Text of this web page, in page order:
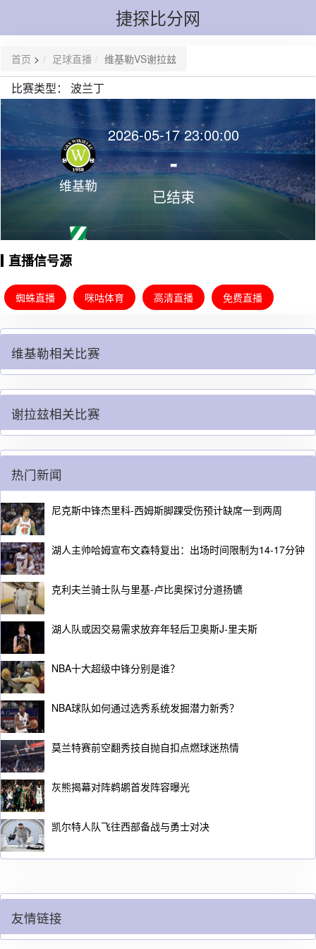
捷探比分网
首页 > 足球直播 维基勒VS谢拉玆
比赛类型： 波兰丁
维基勒
2026-05-17 23:00:00
-
已结束
谢拉玆
直播信号源
蜘蛛直播 咪咕体育 高清直播 免费直播
维基勒相关比赛
谢拉玆相关比赛
热门新闻
尼克斯中锋杰里科-西姆斯脚踝受伤预计缺席一到两周
湖人主帅哈姆宣布文森特复出：出场时间限制为14-17分钟
克利夫兰骑士队与里基-卢比奥探讨分道扬镳
湖人队或因交易需求放弃年轻后卫奥斯J-里夫斯
NBA十大超级中锋分别是谁？
NBA球队如何通过选秀系统发掘潜力新秀？
莫兰特赛前空翻秀技自抛自扣点燃球迷热情
灰熊揭幕对阵鹈鹕首发阵容曝光
凯尔特人队飞往西部备战与勇士对决
友情链接